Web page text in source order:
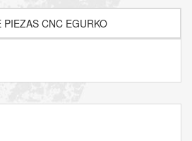
PIEZAS CNC EGURKO